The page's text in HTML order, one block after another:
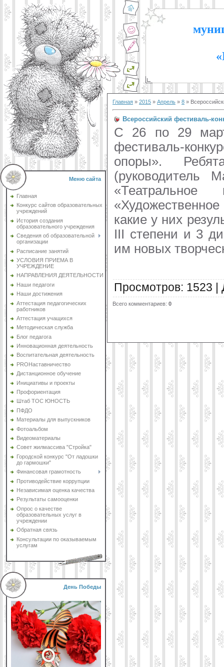
Меню сайта
Главная
Конкурс сайтов образовательных
учреждений
История создания
образовательного учреждения
Сведения об образовательной
организации
Расписание занятий
УСЛОВИЯ ПРИЕМА В
УЧРЕЖДЕНИЕ
НАПРАВЛЕНИЯ ДЕЯТЕЛЬНОСТИ
Наши педагоги
Наши достижения
Аттестация педагогических
работников
Аттестация учащихся
Методическая служба
Блог педагога
Инновационная деятельность
Воспитательная деятельность
PROНаставничество
Дистанционное обучение
Инициативы и проекты
Профориентация
Штаб ТОС ЮНОСТЬ
ПФДО
Материалы для выпускников
Фотоальбом
Видеоматериалы
Совет жилмассива "Стройка"
Городской конкурс "От ладошки
до гармошки"
Финансовая грамотность
Противодействие коррупции
Независимая оценка качества
Результаты самооценки
Опрос о качестве
образовательных услуг в
учреждении
Обратная связь
Консультации по оказываемым
услугам
День Победы
Главная » 2015 » Апрель » 8 »
Всероссийский фестиваль-
С 26 по 29
фестиваль-
опоры».
(руководитель
«Театральное
какие у них
III степени и 3
им новых
Просмотров: 1523
Всего комментариев: 0